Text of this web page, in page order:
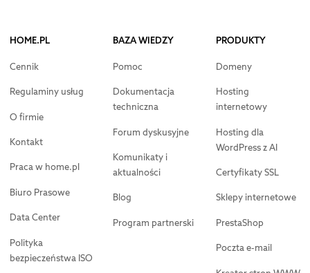
HOME.PL
Cennik
Regulaminy usług
O firmie
Kontakt
Praca w home.pl
Biuro Prasowe
Data Center
Polityka
bezpieczeństwa ISO
BAZA WIEDZY
Pomoc
Dokumentacja
techniczna
Forum dyskusyjne
Komunikaty i
aktualności
Blog
Program partnerski
PRODUKTY
Domeny
Hosting
internetowy
Hosting dla
WordPress z AI
Certyfikaty SSL
Sklepy internetowe
PrestaShop
Poczta e-mail